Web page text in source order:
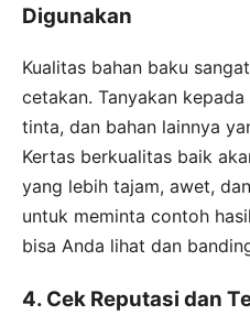
Digunakan
Kualitas bahan baku
cetakan. Tanyakan
tinta, dan bahan lainnya
Kertas berkualitas baik
yang lebih tajam, awet,
untuk meminta contoh
bisa Anda lihat dan
4. Cek Reputasi dan